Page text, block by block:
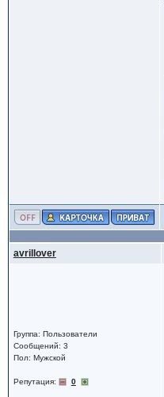
avrillover
Группа: Пользователи
Сообщений: 3
Пол: Мужской
Репутация: 0